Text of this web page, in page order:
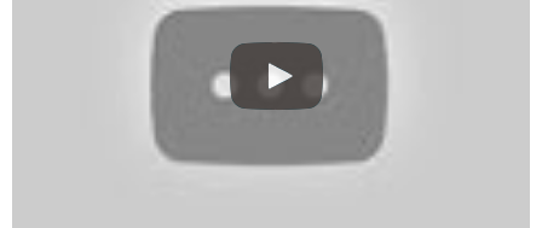
リリース「七日の王妃」より NEW!
Arthdal Chronicles: The Sword of Aramun – Eunseom &
「耳打ち（原題）」イ・サンユンver.
「違う（ちがう）・異なる」を韓国語では？「다르다（タル
について
「退屈だ・暇だ」を韓国語では？「심심하다（シムシマダ）」